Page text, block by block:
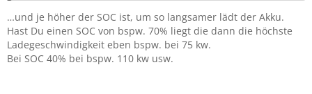
…und je höher der SOC ist, um so langsamer lädt der Akku.
Hast Du einen SOC von bspw. 70% liegt die dann die höchste
Ladegeschwindigkeit eben bspw. bei 75 kw.
Bei SOC 40% bei bspw. 110 kw usw.